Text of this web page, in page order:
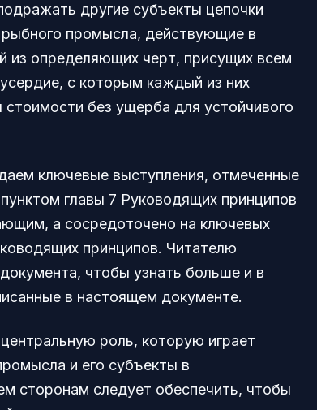
другие субъекты цепочки
промысла, действующие в
из определяющих черт, присущих всем
с которым каждый из них
без ущерба для устойчивого
ключевые выступления, отмеченные
главы 7 Руководящих принципов
а сосредоточено на ключевых
принципов. Читателю
чтобы узнать больше и в
в настоящем документе.
роль, которую играет
и его субъекты в
сторонам следует обеспечить, чтобы